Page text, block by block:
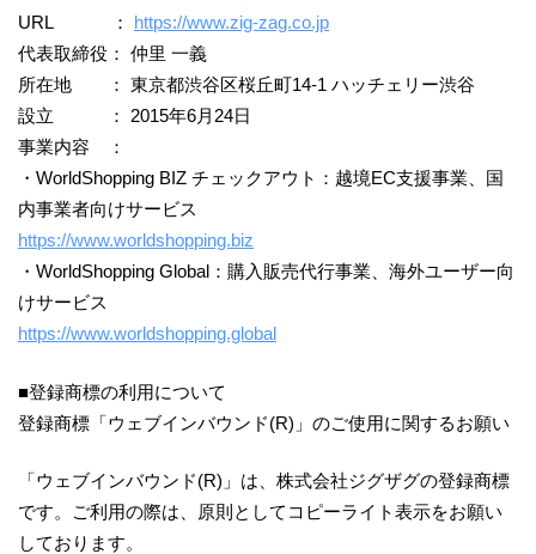
URL ： https://www.zig-zag.co.jp
代表取締役： 仲里 一義
所在地 ： 東京都渋谷区桜丘町14-1 ハッチェリー渋谷
設立 ： 2015年6月24日
事業内容 ：
・WorldShopping BIZ チェックアウト：越境EC支援事業、国
内事業者向けサービス
https://www.worldshopping.biz
・WorldShopping Global：購入販売代行事業、海外ユーザー向
けサービス
https://www.worldshopping.global
■登録商標の利用について
登録商標「ウェブインバウンド(R)」のご使用に関するお願い
「ウェブインバウンド(R)」は、株式会社ジグザグの登録商標
です。ご利用の際は、原則としてコピーライト表示をお願い
しております。